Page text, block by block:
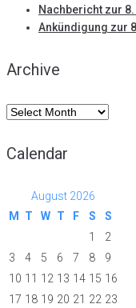
Nachbericht zur
Ankündigung zur
Archive
Archive
Calendar
August 2026
M
T W T F S
S
1
2
3
4 5 6 7 8
9
10 11 12 13 14 15 16
17 18 19 20 21 22 23